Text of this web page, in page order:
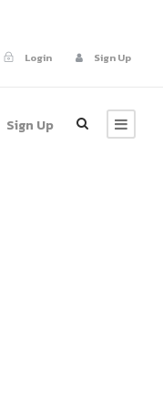
Login
Sign Up
Sign Up